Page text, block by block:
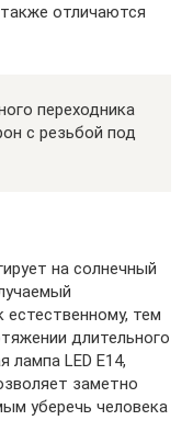
отличаются
переходника
с резьбой под
на солнечный
естественному, тем
длительного
лампа LED Е14,
заметно
уберечь человека